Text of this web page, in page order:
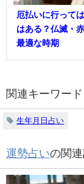
厄払いに行って
はある？仏滅・
最適な時期
関連キーワード
生年月日占い
運勢占いの関